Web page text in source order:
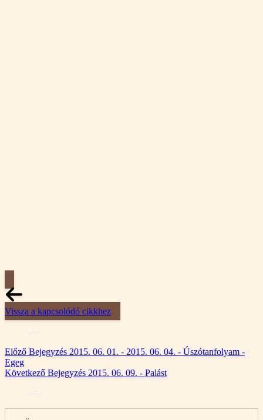
Vissza a kapcsolódó cikkhez
Előző Bejegyzés 2015. 06. 01. - 2015. 06. 04. - Úszótanfolyam -
Egeg
Következő Bejegyzés 2015. 06. 09. - Palást